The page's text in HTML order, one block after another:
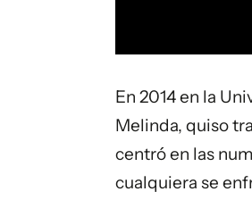
En 2014 en la
Melinda, quiso
centró en las
cualquiera se